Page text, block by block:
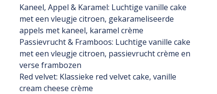
Kaneel, Appel & Karamel: Luchtige vanille cake
met een vleugje citroen, gekarameliseerde
appels met kaneel, karamel crème
Passievrucht & Framboos: Luchtige vanille cake
met een vleugje citroen, passievrucht crème en
verse frambozen
Red velvet: Klassieke red velvet cake, vanille
cream cheese crème